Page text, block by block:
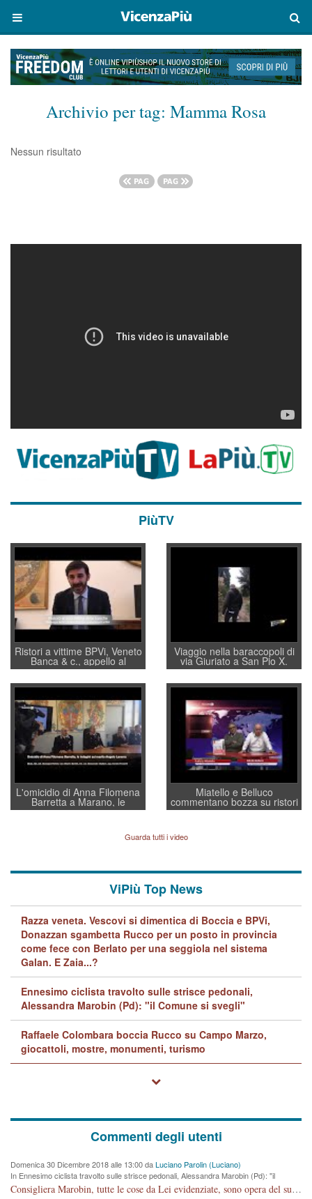
Archivio per tag: Mamma Rosa
Nessun risultato
PiùTV
Ristori a vittime BPVi, Veneto
Banca & c., appello al
sottosegretario Alessio
Villarosa: per mettere ordine
convochi con Di Maio CNCU
a supporto della cabina di
regia al Mef
Viaggio nella baraccopoli di
via Giuriato a San Pio X.
Vicenza ai Vicentini: “faremo
un regalo di Natale ai
residenti”
L'omicidio di Anna Filomena
Barretta a Marano, le
indagini dei carabinieri di
quelle di... Barbara D'Urso
Miatello e Belluco
commentano bozza su ristori
BPVi e Veneto Banca
Guarda tutti i video
ViPiù Top News
Razza veneta. Vescovi si dimentica di Boccia e BPVi,
Donazzan sgambetta Rucco per un posto in provincia
come fece con Berlato per una seggiola nel sistema
Galan. E Zaia...?
Ennesimo ciclista travolto sulle strisce pedonali,
Alessandra Marobin (Pd): "il Comune si svegli"
Raffaele Colombara boccia Rucco su Campo Marzo,
giocattoli, mostre, monumenti, turismo
Commenti degli utenti
Domenica 30 Dicembre 2018 alle 13:00 daLuciano Parolin (Luciano)
In Ennesimo ciclista travolto sulle strisce pedonali, Alessandra Marobin (Pd): "il
Comune si svegli"
Consigliera Marobin, tutte le cose da Lei evidenziate, sono opera del suo ex Assessore e compagno di Partito Antonio Marco Dalla Pozza Assessore alla "progettazione" di piste ciclabili e altre porcherie. A lui manderei il conto da saldare per incidenti e danni alle persone. E' ora che "finiamola." Avete perso rassegnatevi. qui IL SINDACO RUCCO NON C'ENTRA PER NIENTE. CAPITO!!!!!!!! Amen.